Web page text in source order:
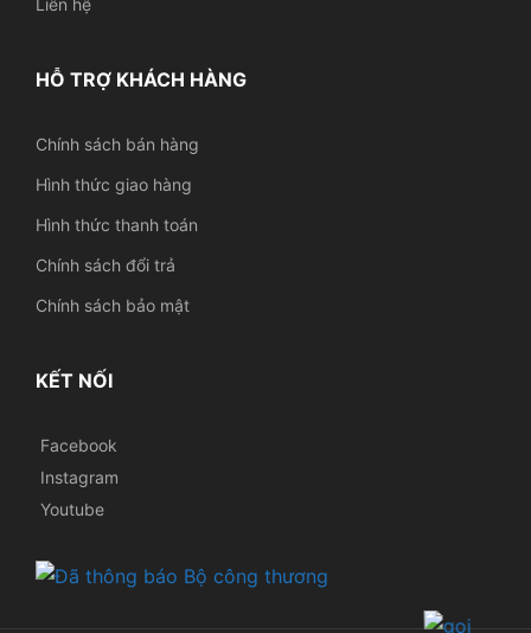
HỖ TRỢ KHÁCH HÀNG
Chính sách bán hàng
Hình thức giao hàng
Hình thức thanh toán
Chính sách đổi trả
Chính sách bảo mật
KẾT NỐI
Facebook
Instagram
Youtube